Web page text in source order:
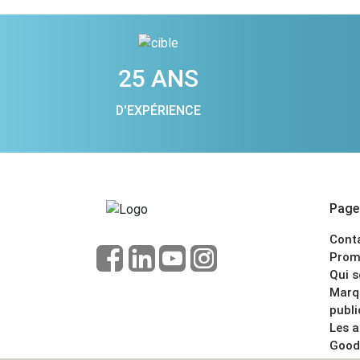
25 ANS
D'EXPÉRIENCE
Qui
Les